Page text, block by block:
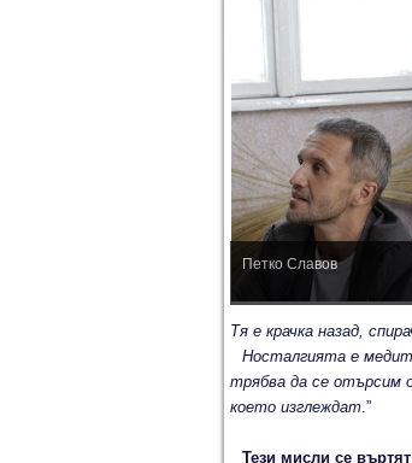
Петко Славов
Тя е крачка назад,
Носталгията е
трябва да се отърсим
което изглеждат.”
Тези мисли се